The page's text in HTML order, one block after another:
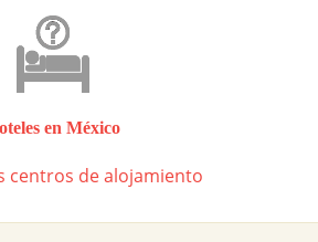
en México
centros de alojamiento